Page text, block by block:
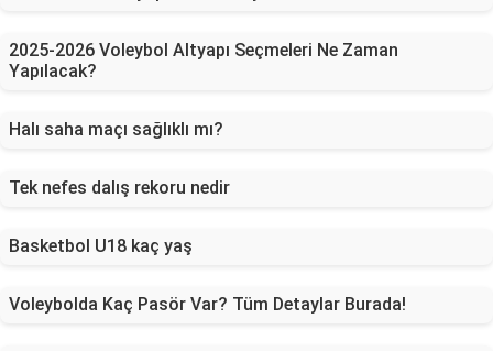
2025-2026 Voleybol Altyapı Seçmeleri Ne Zaman
Yapılacak?
Halı saha maçı sağlıklı mı?
Tek nefes dalış rekoru nedir
Basketbol U18 kaç yaş
Voleybolda Kaç Pasör Var? Tüm Detaylar Burada!